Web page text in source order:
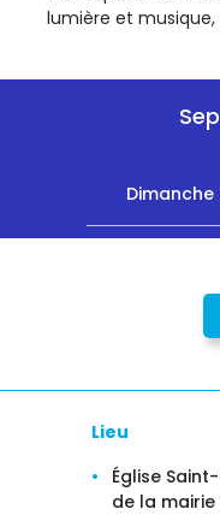
lumière et
Dimanche
Lieu
Église
de la mairie